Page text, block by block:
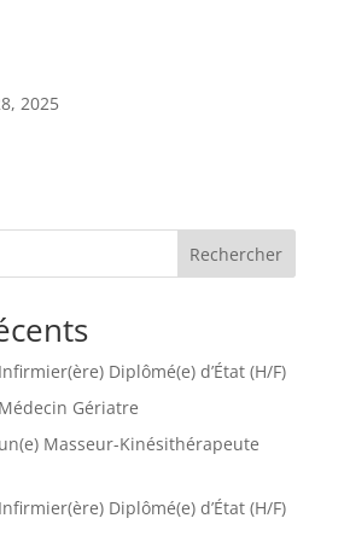
2025
Rechercher
Diplômé(e) d’État (H/F)
Gériatre
Masseur-Kinésithérapeute
Diplômé(e) d’État (H/F)